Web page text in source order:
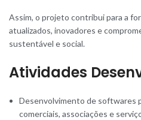
Assim, o projeto contribui para a
atualizados, inovadores e
sustentável e social.
Atividades
Desenvolvimento de softwares
comerciais, associações e